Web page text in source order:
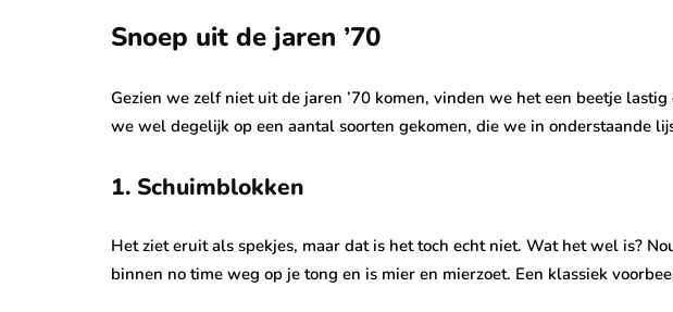
Snoep uit de jaren ’70
Gezien we zelf niet uit de jaren ’70 komen, vinden we het een beetje
we wel degelijk op een aantal soorten gekomen, die we in onderstaande
1. Schuimblokken
Het ziet eruit als spekjes, maar dat is het toch echt niet. Wat het wel is?
binnen no time weg op je tong en is mier en mierzoet. Een klassiek